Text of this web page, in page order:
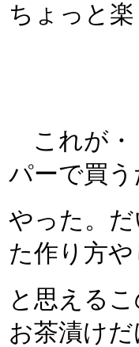
ちょっと
これが・
パーで買
やった。
た作り方
と思える
お茶漬け